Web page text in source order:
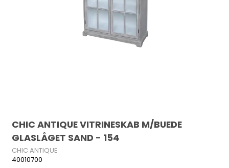
CHIC ANTIQUE VITRINESKAB M/BUEDE
GLASLÅGET SAND - 154
CHIC ANTIQUE
40010700